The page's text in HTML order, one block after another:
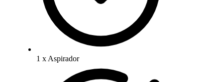
1 x Aspirador